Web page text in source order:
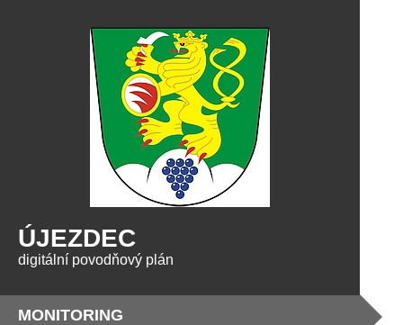
ÚJEZDEC
digitální povodňový plán
MONITORING